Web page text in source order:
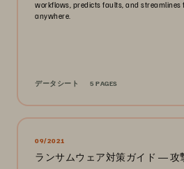
workflows, predicts faults, and streamlines
anywhere.
データシート 5 PAGES
09/2021
ランサムウェア対策ガイド ― 攻